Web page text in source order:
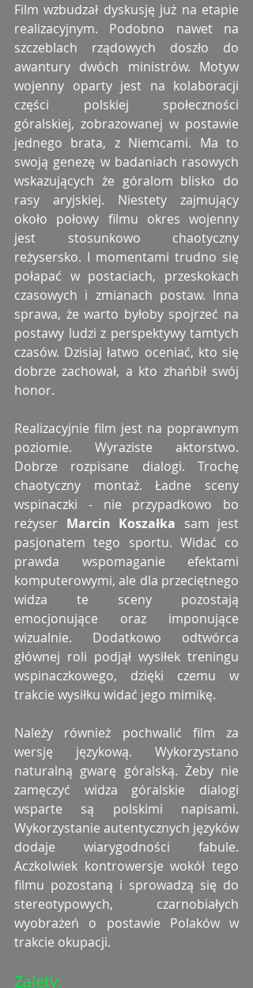
Film wzbudzał dyskusję już na etapie
realizacyjnym. Podobno nawet na
szczeblach rządowych doszło do
awantury dwóch ministrów. Motyw
wojenny oparty jest na kolaboracji
części polskiej społeczności
góralskiej, zobrazowanej w postawie
jednego brata, z Niemcami. Ma to
swoją genezę w badaniach rasowych
wskazujących że góralom blisko do
rasy aryjskiej. Niestety zajmujący
około połowy filmu okres wojenny
jest stosunkowo chaotyczny
reżysersko. I momentami trudno się
połapać w postaciach, przeskokach
czasowych i zmianach postaw. Inna
sprawa, że warto byłoby spojrzeć na
postawy ludzi z perspektywy tamtych
czasów. Dzisiaj łatwo oceniać, kto się
dobrze zachował, a kto zhańbił swój
honor.
Realizacyjnie film jest na poprawnym
poziomie. Wyraziste aktorstwo.
Dobrze rozpisane dialogi. Trochę
chaotyczny montaż. Ładne sceny
wspinaczki - nie przypadkowo bo
reżyser Marcin Koszałka sam jest
pasjonatem tego sportu. Widać co
prawda wspomaganie efektami
komputerowymi, ale dla przeciętnego
widza te sceny pozostają
emocjonujące oraz imponujące
wizualnie. Dodatkowo odtwórca
głównej roli podjął wysiłek treningu
wspinaczkowego, dzięki czemu w
trakcie wysiłku widać jego mimikę.
Należy również pochwalić film za
wersję językową. Wykorzystano
naturalną gwarę góralską. Żeby nie
zamęczyć widza góralskie dialogi
wsparte są polskimi napisami.
Wykorzystanie autentycznych języków
dodaje wiarygodności fabule.
Aczkolwiek kontrowersje wokół tego
filmu pozostaną i sprowadzą się do
stereotypowych, czarnobiałych
wyobrażeń o postawie Polaków w
trakcie okupacji.
Zalety: